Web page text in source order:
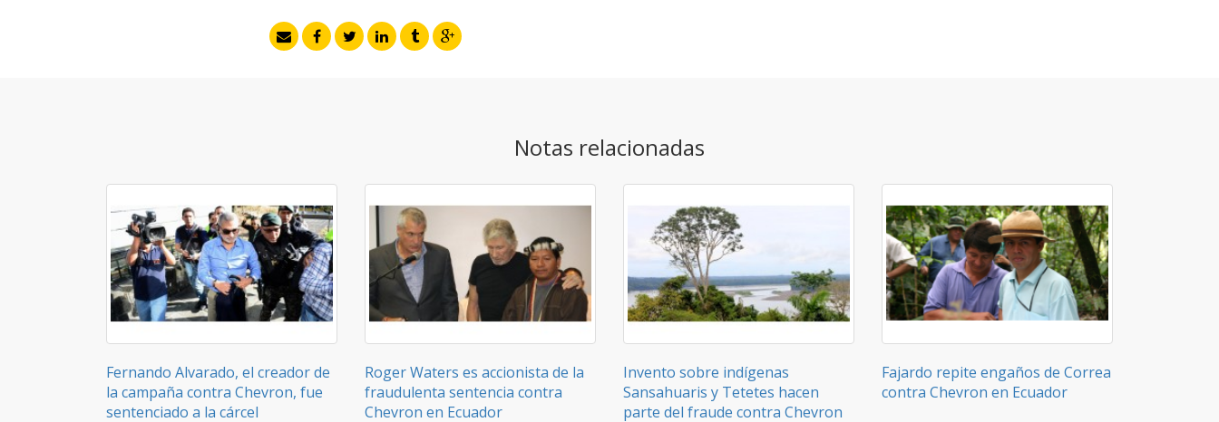
Notas relacionadas
Fernando Alvarado, el creador de
la campaña contra Chevron, fue
sentenciado a la cárcel
Roger Waters es accionista de la
fraudulenta sentencia contra
Chevron en Ecuador
Invento sobre indígenas
Sansahuaris y Tetetes hacen
parte del fraude contra Chevron
Fajardo repite engaños de Correa
contra Chevron en Ecuador